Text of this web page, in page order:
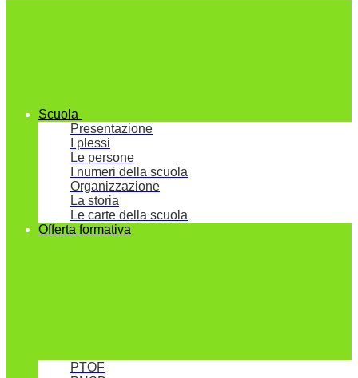
Scuola
Presentazione
I plessi
Le persone
I numeri della scuola
Organizzazione
La storia
Le carte della scuola
Offerta formativa
PTOF